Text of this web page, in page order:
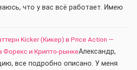
что у вас всё работает. Имею
Kicker (Кикер) в Price Action —
Форекс и Крипто-рынкеАлександр,
все подробно описано. У меня